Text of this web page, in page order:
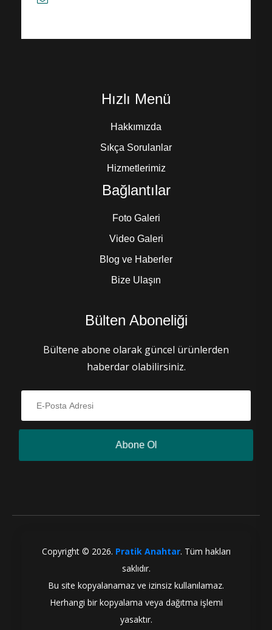
Hızlı Menü
Hakkımızda
Sıkça Sorulanlar
Hizmetlerimiz
Bağlantılar
Foto Galeri
Video Galeri
Blog ve Haberler
Bize Ulaşın
Bülten Aboneliği
Bültene abone olarak güncel ürünlerden
haberdar olabilirsiniz.
Abone Ol
Copyright © 2026. Pratik Anahtar. Tüm hakları
saklıdır.
Bu site kopyalanamaz ve izinsiz kullanılamaz.
Herhangi bir kopyalama veya dağıtma işlemi
yasaktır.